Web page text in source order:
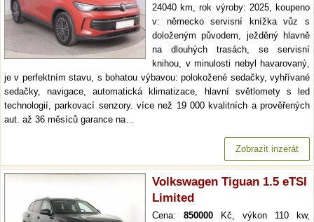
24040 km, rok výroby: 2025, koupeno
v: německo servisní knížka vůz s
doloženým původem, ježděný hlavně
na dlouhých trasách, se servisní
knihou, v minulosti nebyl havarovaný,
je v perfektním stavu, s bohatou výbavou: polokožené sedačky, vyhřívané
sedačky, navigace, automatická klimatizace, hlavní světlomety s led
technologií, parkovací senzory. více než 19 000 kvalitních a prověřených
aut. až 36 měsíců garance na…
Zobrazit inzerát
Volkswagen Tiguan 1.5 eTSI
Limited
Cena: 850000 Kč, výkon 110 kw,